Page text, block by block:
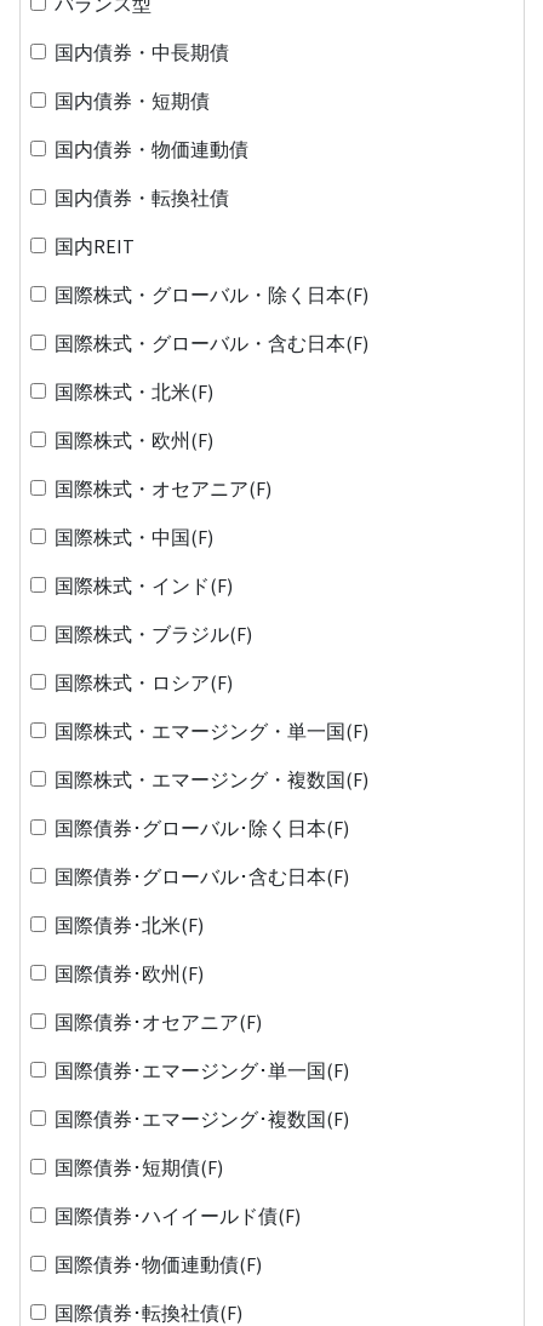
国内債券・中長期債
国内債券・短期債
国内債券・物価連動債
国内債券・転換社債
国内REIT
国際株式・グローバル・除く日本(F)
国際株式・グローバル・含む日本(F)
国際株式・北米(F)
国際株式・欧州(F)
国際株式・オセアニア(F)
国際株式・中国(F)
国際株式・インド(F)
国際株式・ブラジル(F)
国際株式・ロシア(F)
国際株式・エマージング・単一国(F)
国際株式・エマージング・複数国(F)
国際債券･グローバル･除く日本(F)
国際債券･グローバル･含む日本(F)
国際債券･北米(F)
国際債券･欧州(F)
国際債券･オセアニア(F)
国際債券･エマージング･単一国(F)
国際債券･エマージング･複数国(F)
国際債券･短期債(F)
国際債券･ハイイールド債(F)
国際債券･物価連動債(F)
国際債券･転換社債(F)